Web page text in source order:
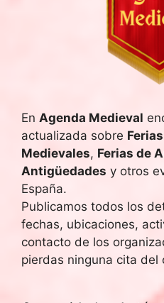
En Agenda Medieval
actualizada sobre
Medievales, Ferias de
Antigüedades y otros
España.
Publicamos todos los
fechas, ubicaciones,
contacto de los
pierdas ninguna cita del